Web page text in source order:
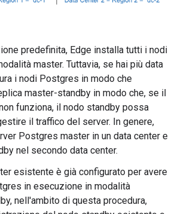
predefinita, Edge installa tutti i nodi
master. Tuttavia, se hai più data
i nodi Postgres in modo che
master-standby in modo che, se il
funziona, il nodo standby possa
il traffico del server. In genere,
Postgres master in un data center e
nel secondo data center.
esistente è già configurato per avere
in esecuzione in modalità
nell'ambito di questa procedura,